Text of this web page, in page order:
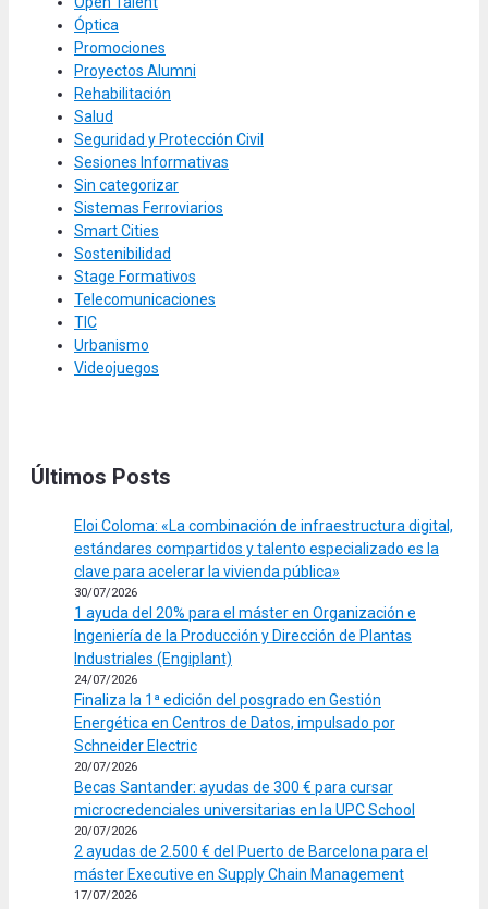
Óptica
Promociones
Proyectos Alumni
Rehabilitación
Salud
Seguridad y Protección Civil
Sesiones Informativas
Sin categorizar
Sistemas Ferroviarios
Smart Cities
Sostenibilidad
Stage Formativos
Telecomunicaciones
TIC
Urbanismo
Videojuegos
Últimos Posts
Eloi Coloma: «La combinación de infraestructura digital,
estándares compartidos y talento especializado es la
clave para acelerar la vivienda pública»
30/07/2026
1 ayuda del 20% para el máster en Organización e
Ingeniería de la Producción y Dirección de Plantas
Industriales (Engiplant)
24/07/2026
Finaliza la 1ª edición del posgrado en Gestión
Energética en Centros de Datos, impulsado por
Schneider Electric
20/07/2026
Becas Santander: ayudas de 300 € para cursar
microcredenciales universitarias en la UPC School
20/07/2026
2 ayudas de 2.500 € del Puerto de Barcelona para el
máster Executive en Supply Chain Management
17/07/2026